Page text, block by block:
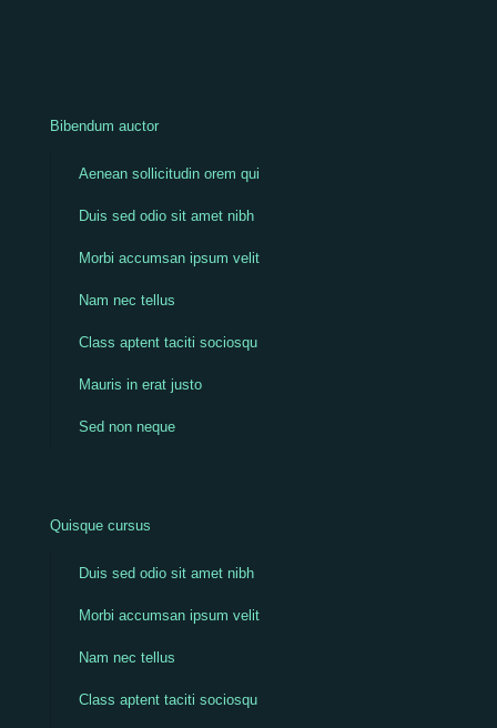
Bibendum auctor
Aenean sollicitudin orem qui
Duis sed odio sit amet nibh
Morbi accumsan ipsum velit
Nam nec tellus
Class aptent taciti sociosqu
Mauris in erat justo
Sed non neque
Quisque cursus
Duis sed odio sit amet nibh
Morbi accumsan ipsum velit
Nam nec tellus
Class aptent taciti sociosqu